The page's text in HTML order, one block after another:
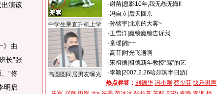
演该
由
长”张
“佟
明启
中学生乘直升机上学
高圆圆同居男友曝光
·谢苗| 息影10年,我无怨无悔!!
·冯自立 后天回京
·孙铭宇| 北京的大雾~
·王雪洋| 魔镜魔镜告诉我
·童瑶| 跑~~
·高菲| 时光飞逝啊
·宋祖德| 祖德新年教授“骂”的艺
·李颖| 2007.2.26哈尔滨半日游(
热点标签： 刘德华 冯小刚 蔡少芬 快乐男声